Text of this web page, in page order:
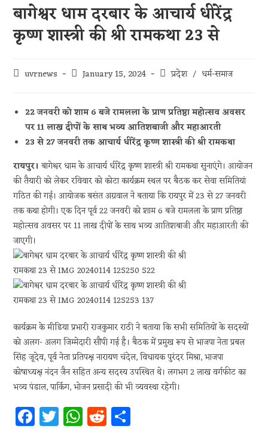
बागेश्वर धाम दरबार के आचार्य धीरेंद्र
कृष्ण शास्त्री की श्री रामकथा 23 से
uvrnews January 15, 2024 प्रदेश / धर्म-समाज
22 जनवरी को शाम 6 बजे रामलला के प्राण प्रतिष्ठा महोत्सव अवसर
पर 11 लाख दीपों के साथ भव्य आतिशबाजी और महाआरती
23 से 27 जनवरी तक आचार्य धीरेंद्र कृष्ण शास्त्री की श्री रामकथा
रायपुर। बागेश्वर धाम के आचार्य धीरेंद्र कृष्ण शास्त्री श्री रामकथा सुनाएंगे। आयोजन
की तैयारी को लेकर रविवार को कोटा कार्यक्रम स्थल पर बैठक कर सेवा समितियां
गठित की गई। आयोजक बसंत अग्रवाल ने बताया कि रायपुर में 23 से 27 जनवरी
तक कथा होगी। एक दिन पूर्व 22 जनवरी को शाम 6 बजे रामलला के प्राण प्रतिष्ठा
महोत्सव अवसर पर 11 लाख दीपों के साथ भव्य आतिशबाजी और महाआरती की
जाएगी।
कार्यक्रम के मीडिया प्रभारी राजकुमार राठी ने बताया कि सभी समितियों के सदस्यों
को अलग- अलग जिम्मेदारी सौंपी गई है। बैठक में प्रमुख रूप से भाजपा नेता प्रबल
सिंह जूदेव, पूर्व नेता प्रतिपक्ष नारायण चंदेल, विधायक पुरंदर मिश्रा, भाजपा
कोषाध्यक्ष नंदन जैन सहित अन्य सदस्य उपस्थित थे। लगभग 2 लाख वर्गफीट का
भव्य पंडाल, पार्किग, भोजन प्रसादी की भी व्यवस्था रहेगी।
Fa T W R